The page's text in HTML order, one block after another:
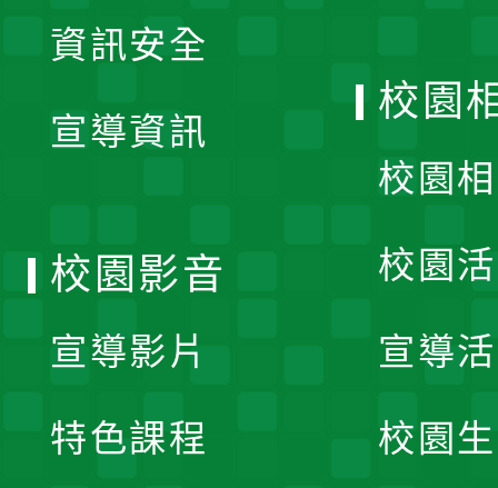
資訊安全
宣導資訊
校園
校園
校園
宣導
校園
校園影音
宣導影片
特色課程